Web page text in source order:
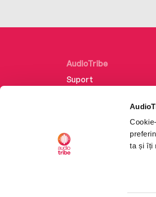
ta și îți
AudioTribe
Suport
Retragere din comandă